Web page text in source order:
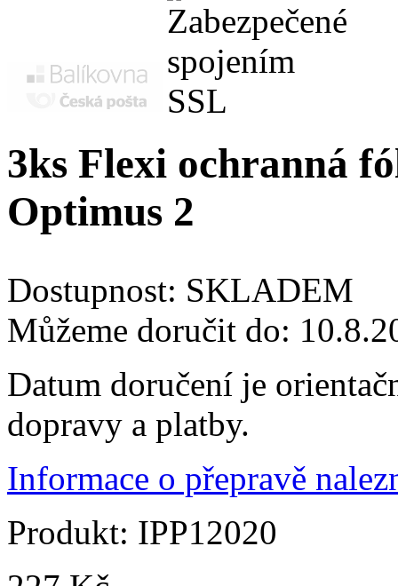
3ks Flexi ochranná
Optimus 2
Dostupnost: SKLADEM
Můžeme doručit do:
Datum doručení je
dopravy a platby.
Informace o přepravě
Produkt: IPP12020